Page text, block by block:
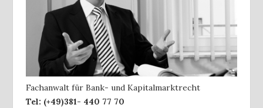
Fachanwalt für Bank- und Kapitalmarktrecht
Tel: (+49)381- 440 77 70